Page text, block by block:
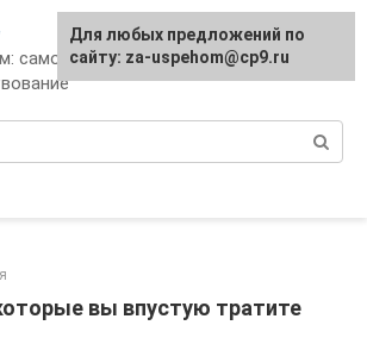
саморазвитие и
вы впустую тратите
Для любых предложений по
сайту: za-uspehom@cp9.ru